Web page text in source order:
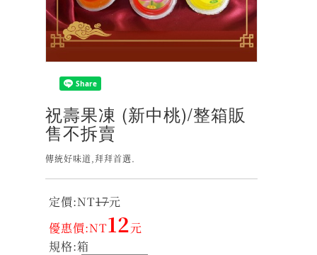
祝壽果凍 (新中桃)/整箱販
售不拆賣
傳統好味道,拜拜首選.
定價:NT17元
優惠價:NT12元
規格:箱